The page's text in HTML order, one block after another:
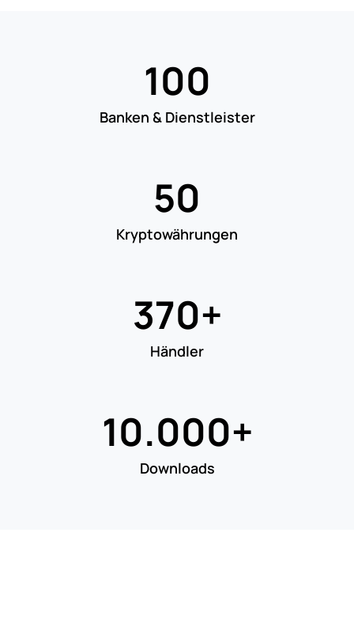
100
Banken & Dienstleister
50
Kryptowährungen
370+
Händler
10.000+
Downloads